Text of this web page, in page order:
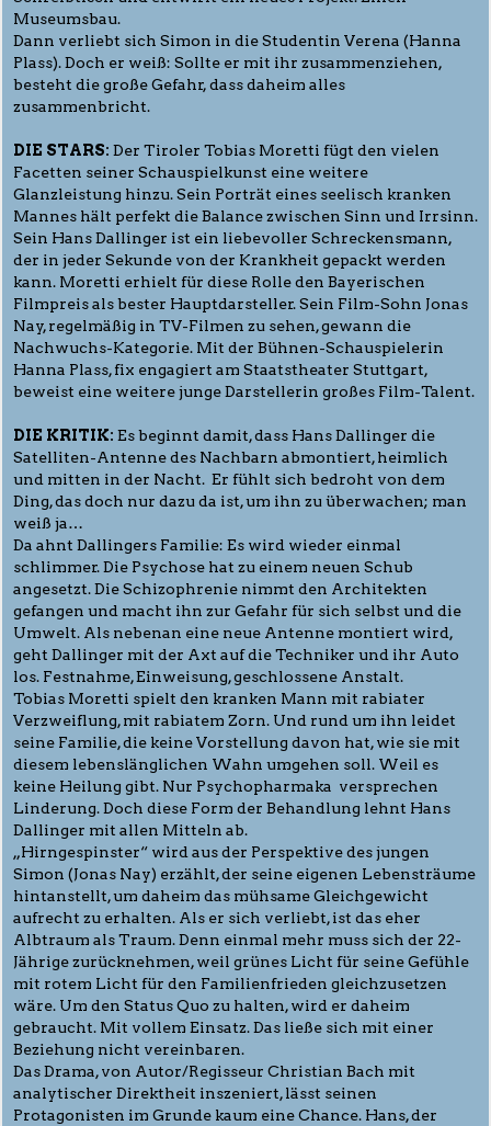
Museumsbau.
Dann verliebt sich Simon in die Studentin Verena (Hanna
Plass). Doch er weiß: Sollte er mit ihr zusammenziehen,
besteht die große Gefahr, dass daheim alles
zusammenbricht.
DIE STARS: Der Tiroler Tobias Moretti fügt den vielen
Facetten seiner Schauspielkunst eine weitere
Glanzleistung hinzu. Sein Porträt eines seelisch kranken
Mannes hält perfekt die Balance zwischen Sinn und Irrsinn.
Sein Hans Dallinger ist ein liebevoller Schreckensmann,
der in jeder Sekunde von der Krankheit gepackt werden
kann. Moretti erhielt für diese Rolle den Bayerischen
Filmpreis als bester Hauptdarsteller. Sein Film-Sohn Jonas
Nay, regelmäßig in TV-Filmen zu sehen, gewann die
Nachwuchs-Kategorie. Mit der Bühnen-Schauspielerin
Hanna Plass, fix engagiert am Staatstheater Stuttgart,
beweist eine weitere junge Darstellerin großes Film-Talent.
DIE KRITIK: Es beginnt damit, dass Hans Dallinger die
Satelliten-Antenne des Nachbarn abmontiert, heimlich
und mitten in der Nacht. Er fühlt sich bedroht von dem
Ding, das doch nur dazu da ist, um ihn zu überwachen; man
weiß ja…
Da ahnt Dallingers Familie: Es wird wieder einmal
schlimmer. Die Psychose hat zu einem neuen Schub
angesetzt. Die Schizophrenie nimmt den Architekten
gefangen und macht ihn zur Gefahr für sich selbst und die
Umwelt. Als nebenan eine neue Antenne montiert wird,
geht Dallinger mit der Axt auf die Techniker und ihr Auto
los. Festnahme, Einweisung, geschlossene Anstalt.
Tobias Moretti spielt den kranken Mann mit rabiater
Verzweiflung, mit rabiatem Zorn. Und rund um ihn leidet
seine Familie, die keine Vorstellung davon hat, wie sie mit
diesem lebenslänglichen Wahn umgehen soll. Weil es
keine Heilung gibt. Nur Psychopharmaka versprechen
Linderung. Doch diese Form der Behandlung lehnt Hans
Dallinger mit allen Mitteln ab.
„Hirngespinster“ wird aus der Perspektive des jungen
Simon (Jonas Nay) erzählt, der seine eigenen Lebensträume
hintanstellt, um daheim das mühsame Gleichgewicht
aufrecht zu erhalten. Als er sich verliebt, ist das eher
Albtraum als Traum. Denn einmal mehr muss sich der 22-
Jährige zurücknehmen, weil grünes Licht für seine Gefühle
mit rotem Licht für den Familienfrieden gleichzusetzen
wäre. Um den Status Quo zu halten, wird er daheim
gebraucht. Mit vollem Einsatz. Das ließe sich mit einer
Beziehung nicht vereinbaren.
Das Drama, von Autor/Regisseur Christian Bach mit
analytischer Direktheit inszeniert, lässt seinen
Protagonisten im Grunde kaum eine Chance. Hans, der